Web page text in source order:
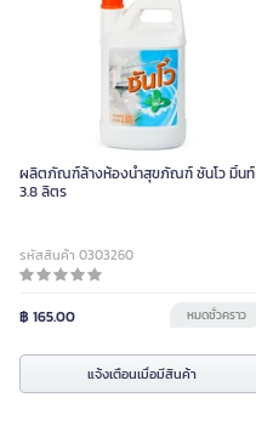
ผลิตภัณฑ์ล้างห้องน้ำสุขภัณฑ์ ซันโว มิ้นท์
3.8 ลิตร
รหัสสินค้า 0303260
฿ 165.00 หมดชั่วคราว
แจ้งเตือนเมื่อมีสินค้า